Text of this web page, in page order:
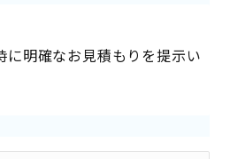
に明確なお見積もりを提示い